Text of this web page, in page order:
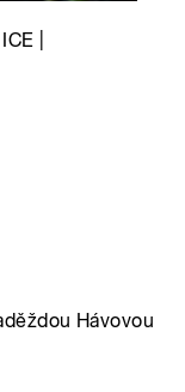
|
Hávovou